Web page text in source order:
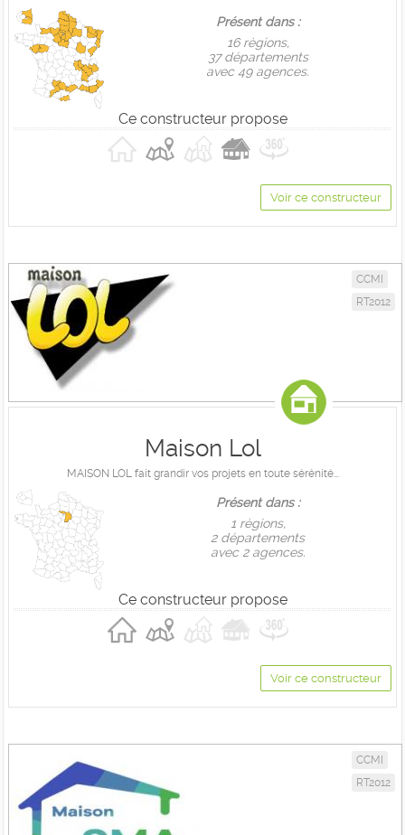
Présent dans :
16 règions,
37 départements
avec 49 agences.
Ce constructeur propose
Voir ce constructeur
CCMI
RT2012
Maison Lol
MAISON LOL fait grandir vos projets en toute sérénité...
Présent dans :
1 règions,
2 départements
avec 2 agences.
Ce constructeur propose
Voir ce constructeur
CCMI
RT2012